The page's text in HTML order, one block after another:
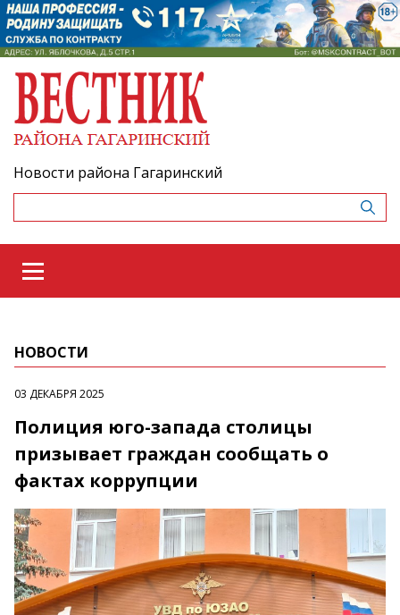
Новости района Гагаринский
НОВОСТИ
03 ДЕКАБРЯ 2025
Полиция юго-запада столицы
призывает граждан сообщать о
фактах коррупции